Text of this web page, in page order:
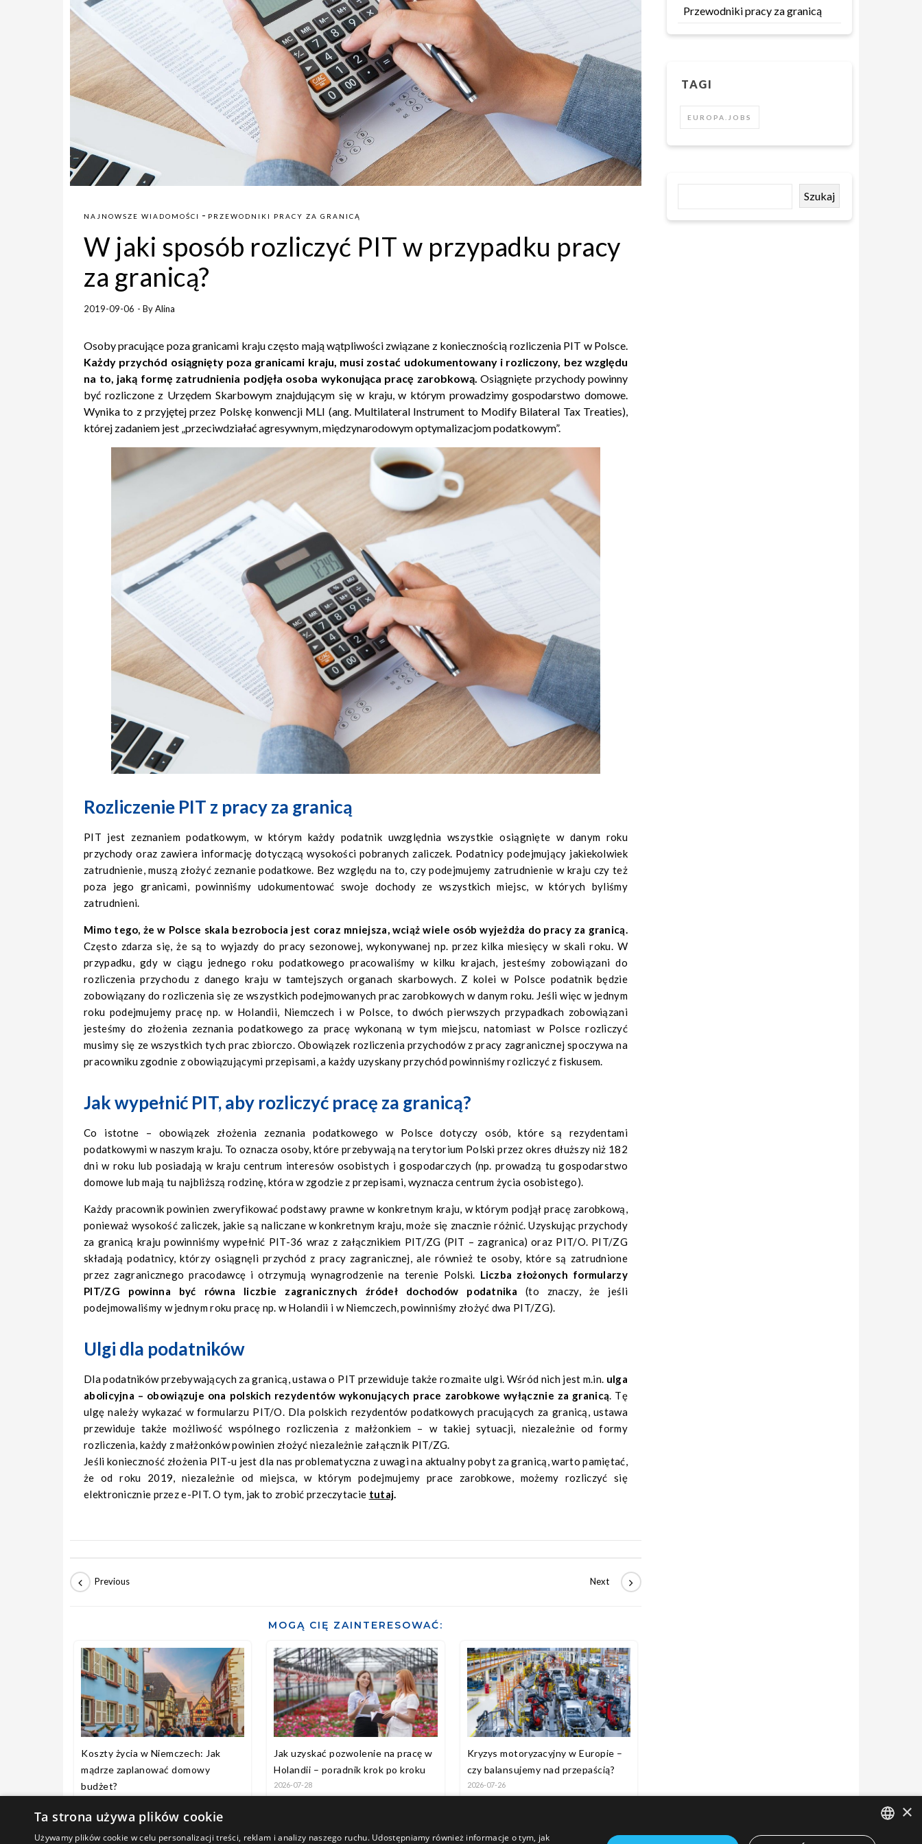
NAJNOWSZE WIADOMOŚCI - PRZEWODNIKI PRACY ZA GRANICĄ
W jaki sposób rozliczyć PIT w przypadku pracy
za granicą?
2019-09-06 - ByAlina
Osoby pracujące poza granicami kraju często mają wątpliwości związane z koniecznością rozliczenia PIT w Polsce.
Każdy przychód osiągnięty poza granicami kraju, musi zostać udokumentowany i rozliczony, bez względu
na to, jaką formę zatrudnienia podjęła osoba wykonująca pracę zarobkową. Osiągnięte przychody powinny
być rozliczone z Urzędem Skarbowym znajdującym się w kraju, w którym prowadzimy gospodarstwo domowe.
Wynika to z przyjętej przez Polskę konwencji MLI (ang. Multilateral Instrument to Modify Bilateral Tax Treaties),
której zadaniem jest „przeciwdziałać agresywnym, międzynarodowym optymalizacjom podatkowym”.
Rozliczenie PIT z pracy za granicą
PIT jest zeznaniem podatkowym, w którym każdy podatnik uwzględnia wszystkie osiągnięte w danym roku
przychody oraz zawiera informację dotyczącą wysokości pobranych zaliczek. Podatnicy podejmujący jakiekolwiek
zatrudnienie, muszą złożyć zeznanie podatkowe. Bez względu na to, czy podejmujemy zatrudnienie w kraju czy też
poza jego granicami, powinniśmy udokumentować swoje dochody ze wszystkich miejsc, w których byliśmy
zatrudnieni.
Mimo tego, że w Polsce skala bezrobocia jest coraz mniejsza, wciąż wiele osób wyjeżdża do pracy za granicą.
Często zdarza się, że są to wyjazdy do pracy sezonowej, wykonywanej np. przez kilka miesięcy w skali roku. W
przypadku, gdy w ciągu jednego roku podatkowego pracowaliśmy w kilku krajach, jesteśmy zobowiązani do
rozliczenia przychodu z danego kraju w tamtejszych organach skarbowych. Z kolei w Polsce podatnik będzie
zobowiązany do rozliczenia się ze wszystkich podejmowanych prac zarobkowych w danym roku. Jeśli więc w jednym
roku podejmujemy pracę np. w Holandii, Niemczech i w Polsce, to dwóch pierwszych przypadkach zobowiązani
jesteśmy do złożenia zeznania podatkowego za pracę wykonaną w tym miejscu, natomiast w Polsce rozliczyć
musimy się ze wszystkich tych prac zbiorczo. Obowiązek rozliczenia przychodów z pracy zagranicznej spoczywa na
pracowniku zgodnie z obowiązującymi przepisami, a każdy uzyskany przychód powinniśmy rozliczyć z fiskusem.
Jak wypełnić PIT, aby rozliczyć pracę za granicą?
Co istotne – obowiązek złożenia zeznania podatkowego w Polsce dotyczy osób, które są rezydentami
podatkowymi w naszym kraju. To oznacza osoby, które przebywają na terytorium Polski przez okres dłuższy niż 182
dni w roku lub posiadają w kraju centrum interesów osobistych i gospodarczych (np. prowadzą tu gospodarstwo
domowe lub mają tu najbliższą rodzinę, która w zgodzie z przepisami, wyznacza centrum życia osobistego).
Każdy pracownik powinien zweryfikować podstawy prawne w konkretnym kraju, w którym podjął pracę zarobkową,
ponieważ wysokość zaliczek, jakie są naliczane w konkretnym kraju, może się znacznie różnić. Uzyskując przychody
za granicą kraju powinniśmy wypełnić PIT-36 wraz z załącznikiem PIT/ZG (PIT – zagranica) oraz PIT/O. PIT/ZG
składają podatnicy, którzy osiągnęli przychód z pracy zagranicznej, ale również te osoby, które są zatrudnione
przez zagranicznego pracodawcę i otrzymują wynagrodzenie na terenie Polski. Liczba złożonych formularzy
PIT/ZG powinna być równa liczbie zagranicznych źródeł dochodów podatnika (to znaczy, że jeśli
podejmowaliśmy w jednym roku pracę np. w Holandii i w Niemczech, powinniśmy złożyć dwa PIT/ZG).
Ulgi dla podatników
Dla podatników przebywających za granicą, ustawa o PIT przewiduje także rozmaite ulgi. Wśród nich jest m.in. ulga
abolicyjna – obowiązuje ona polskich rezydentów wykonujących prace zarobkowe wyłącznie za granicą. Tę
ulgę należy wykazać w formularzu PIT/O. Dla polskich rezydentów podatkowych pracujących za granicą, ustawa
przewiduje także możliwość wspólnego rozliczenia z małżonkiem – w takiej sytuacji, niezależnie od formy
rozliczenia, każdy z małżonków powinien złożyć niezależnie załącznik PIT/ZG.
Jeśli konieczność złożenia PIT-u jest dla nas problematyczna z uwagi na aktualny pobyt za granicą, warto pamiętać,
że od roku 2019, niezależnie od miejsca, w którym podejmujemy prace zarobkowe, możemy rozliczyć się
elektronicznie przez e-PIT. O tym, jak to zrobić przeczytacie tutaj.
MOGĄ CIĘ ZAINTERESOWAĆ:
Koszty życia w Niemczech: Jak
mądrze zaplanować domowy
budżet?
Jak uzyskać pozwolenie na pracę w
Holandii – poradnik krok po kroku
2026-07-28
Kryzys motoryzacyjny w Europie –
czy balansujemy nad przepaścią?
2026-07-26
Przewodniki pracy za granicą
TAGI
EUROPA.JOBS
Szukaj
×
Ta strona używa plików cookie
Używamy plików cookie w celu personalizacji treści, reklam i analizy naszego ruchu. Udostępniamy również informacje o tym, jak